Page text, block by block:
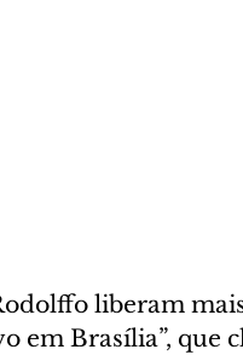
liberam
em Brasília”, que